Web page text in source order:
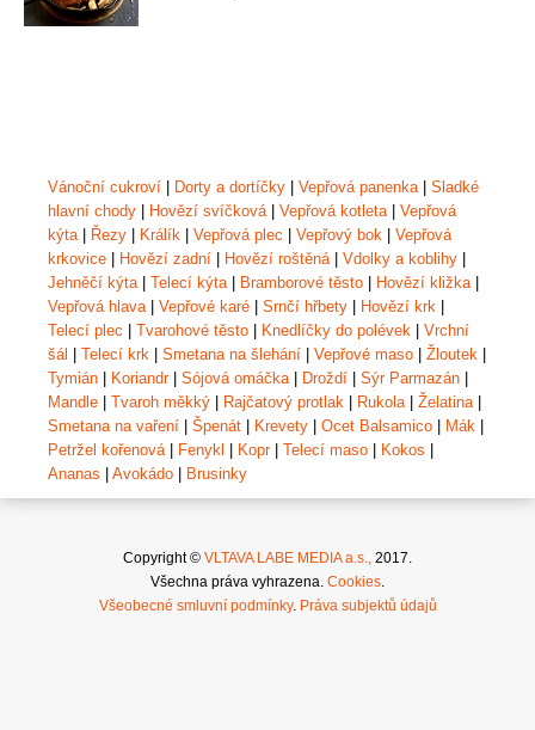
Vánoční cukroví Dorty a dortíčky Vepřová panenka| Sladké
hlavní chody
Hovězí svíčková| Vepřová kotleta| Vepřová
kýta| Řezy Králík Vepřová plec Vepřový bok
Vepřová
krkovice
Hovězí zadní Hovězí roštěná| Vdolky a koblihy
Jehněčí kýta| Telecí kýta| Bramborové těsto Hovězí kližka|
Vepřová hlava| Vepřové karé Srnčí hřbety Hovězí krk
Telecí plec
Tvarohové těsto Knedlíčky do polévek
Vrchní
šál
Telecí krk Smetana na šlehání Vepřové maso Žloutek
Tymián
Koriandr| Sójová omáčka| Droždí Sýr Parmazán
Mandle
Tvaroh měkký Rajčatový protlak Rukola| Želatina|
Smetana na vaření
Špenát Krevety Ocet Balsamico Mák
Petržel kořenová| Fenykl Kopr| Telecí maso Kokos
Ananas
Avokádo Brusinky
Copyright © VLTAVA LABE MEDIA a.s., 2017.
Všechna práva vyhrazena. Cookies.
Všeobecné smluvní podmínky. Práva subjektů údajů